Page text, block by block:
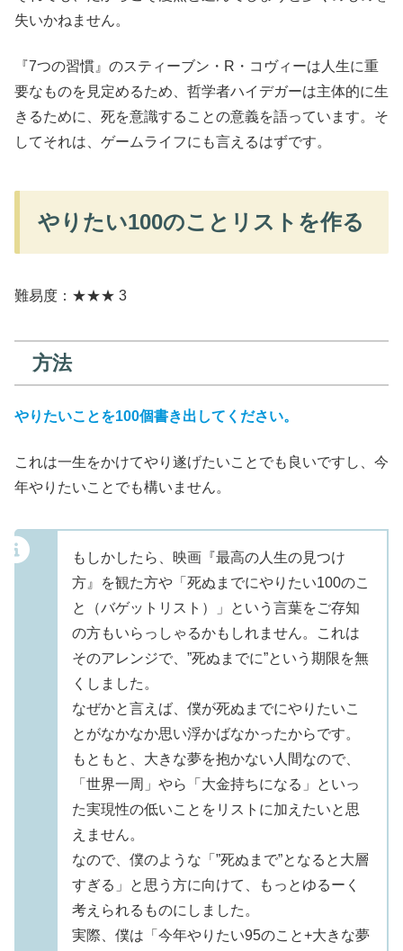
失いかねません。
『7つの習慣』のスティーブン・R・コヴィーは人生に重
要なものを見定めるため、哲学者ハイデガーは主体的に生
きるために、死を意識することの意義を語っています。そ
してそれは、ゲームライフにも言えるはずです。
やりたい100のことリストを作る
難易度：★★★ 3
方法
やりたいことを100個書き出してください。
これは一生をかけてやり遂げたいことでも良いですし、今
年やりたいことでも構いません。
もしかしたら、映画『最高の人生の見つけ
方』を観た方や「死ぬまでにやりたい100のこ
と（バゲットリスト）」という言葉をご存知
の方もいらっしゃるかもしれません。これは
そのアレンジで、”死ぬまでに”という期限を無
くしました。
なぜかと言えば、僕が死ぬまでにやりたいこ
とがなかなか思い浮かばなかったからです。
もともと、大きな夢を抱かない人間なので、
「世界一周」やら「大金持ちになる」といっ
た実現性の低いことをリストに加えたいと思
えません。
なので、僕のような「”死ぬまで”となると大層
すぎる」と思う方に向けて、もっとゆるーく
考えられるものにしました。
実際、僕は「今年やりたい95のこと+大きな夢